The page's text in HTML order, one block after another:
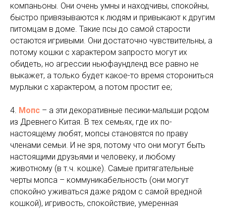
компаньоны. Они очень умны и находчивы, спокойны,
быстро привязываются к людям и привыкают к другим
питомцам в доме. Такие псы до самой старости
остаются игривыми. Они достаточно чувствительны, а
потому кошки с характером запросто могут их
обидеть, но агрессии ньюфаундленд все равно не
выкажет, а только будет какое-то время сторониться
мурлыки с характером, а потом простит ее;
4. Мопс – а эти декоративные песики-малыши родом
из Древнего Китая. В тех семьях, где их по-
настоящему любят, мопсы становятся по праву
членами семьи. И не зря, потому что они могут быть
настоящими друзьями и человеку, и любому
животному (в т.ч. кошке). Самые притягательные
черты мопса – коммуникабельность (они могут
спокойно уживаться даже рядом с самой вредной
кошкой), игривость, спокойствие, умеренная